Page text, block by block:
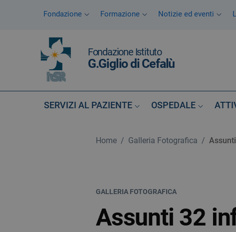
Vai al menu di navigazione
Fondazione Formazione Notizie ed eventi
Fondazione Istituto
G.Giglio di Cefalù
SERVIZI AL PAZIENTE OSPEDALE
Home / Galleria Fotografica /
GALLERIA FOTOGRAFICA
Assunti 32